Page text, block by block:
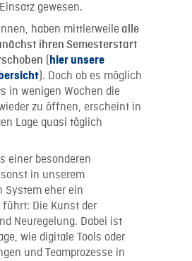
gewesen.
haben mittlerweilealle
ihren Semesterstart
( hier unsere
). Doch ob es möglich
in wenigen Wochen die
zu öffnen, erscheint in
Lage quasi täglich
einer besonderen
in unserem
System eher ein
Die Kunst der
Neuregelung. Dabei ist
wie digitale Tools oder
und Teamprozesse in